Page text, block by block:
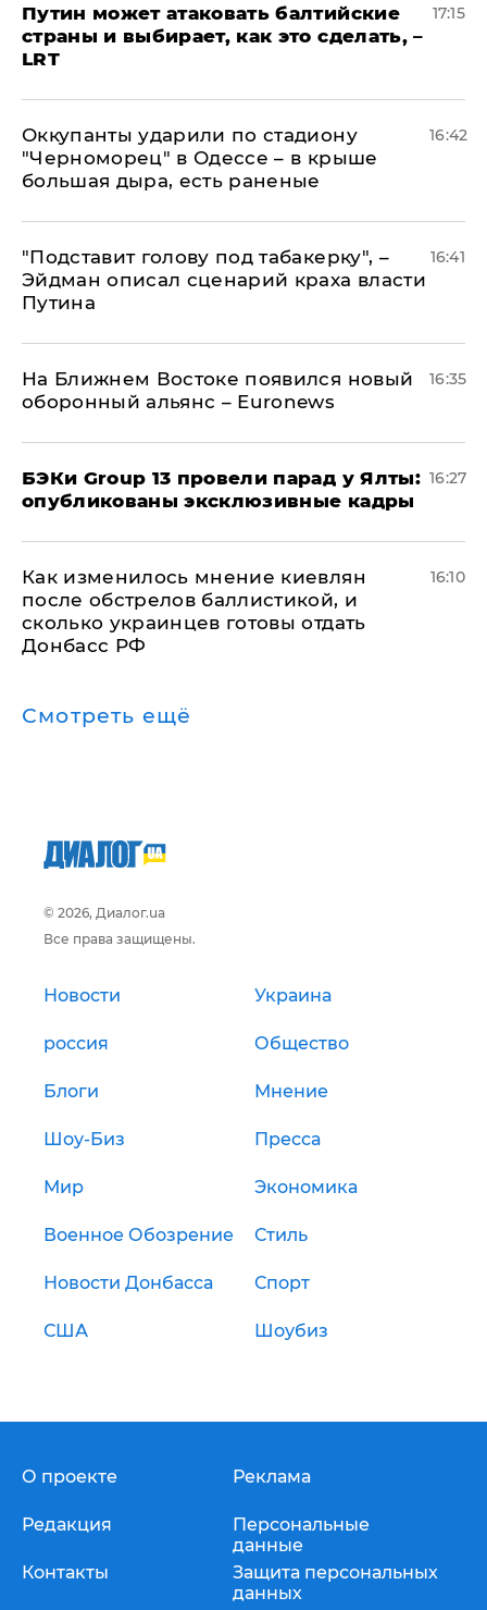
Путин может атаковать балтийские
страны и выбирает, как это сделать, –
LRT
17:15
Оккупанты ударили по стадиону
"Черноморец" в Одессе – в крыше
большая дыра, есть раненые
16:42
​"Подставит голову под табакерку", –
Эйдман описал сценарий краха власти
Путина
16:41
На Ближнем Востоке появился новый
оборонный альянс – Euronews
16:35
​БЭКи Group 13 провели парад у Ялты:
опубликованы эксклюзивные кадры
16:27
Как изменилось мнение киевлян
после обстрелов баллистикой, и
сколько украинцев готовы отдать
Донбасс РФ
16:10
Смотреть ещё
© 2026, Диалог.ua
Все права защищены.
Новости Украина
россия Общество
Блоги Мнение
Шоу-Биз Пресса
Мир Экономика
Военное Обозрение Стиль
Новости Донбасса Спорт
США Шоубиз
О проекте
Редакция
Контакты
Реклама
Персональные
данные
Защита персональных
данных